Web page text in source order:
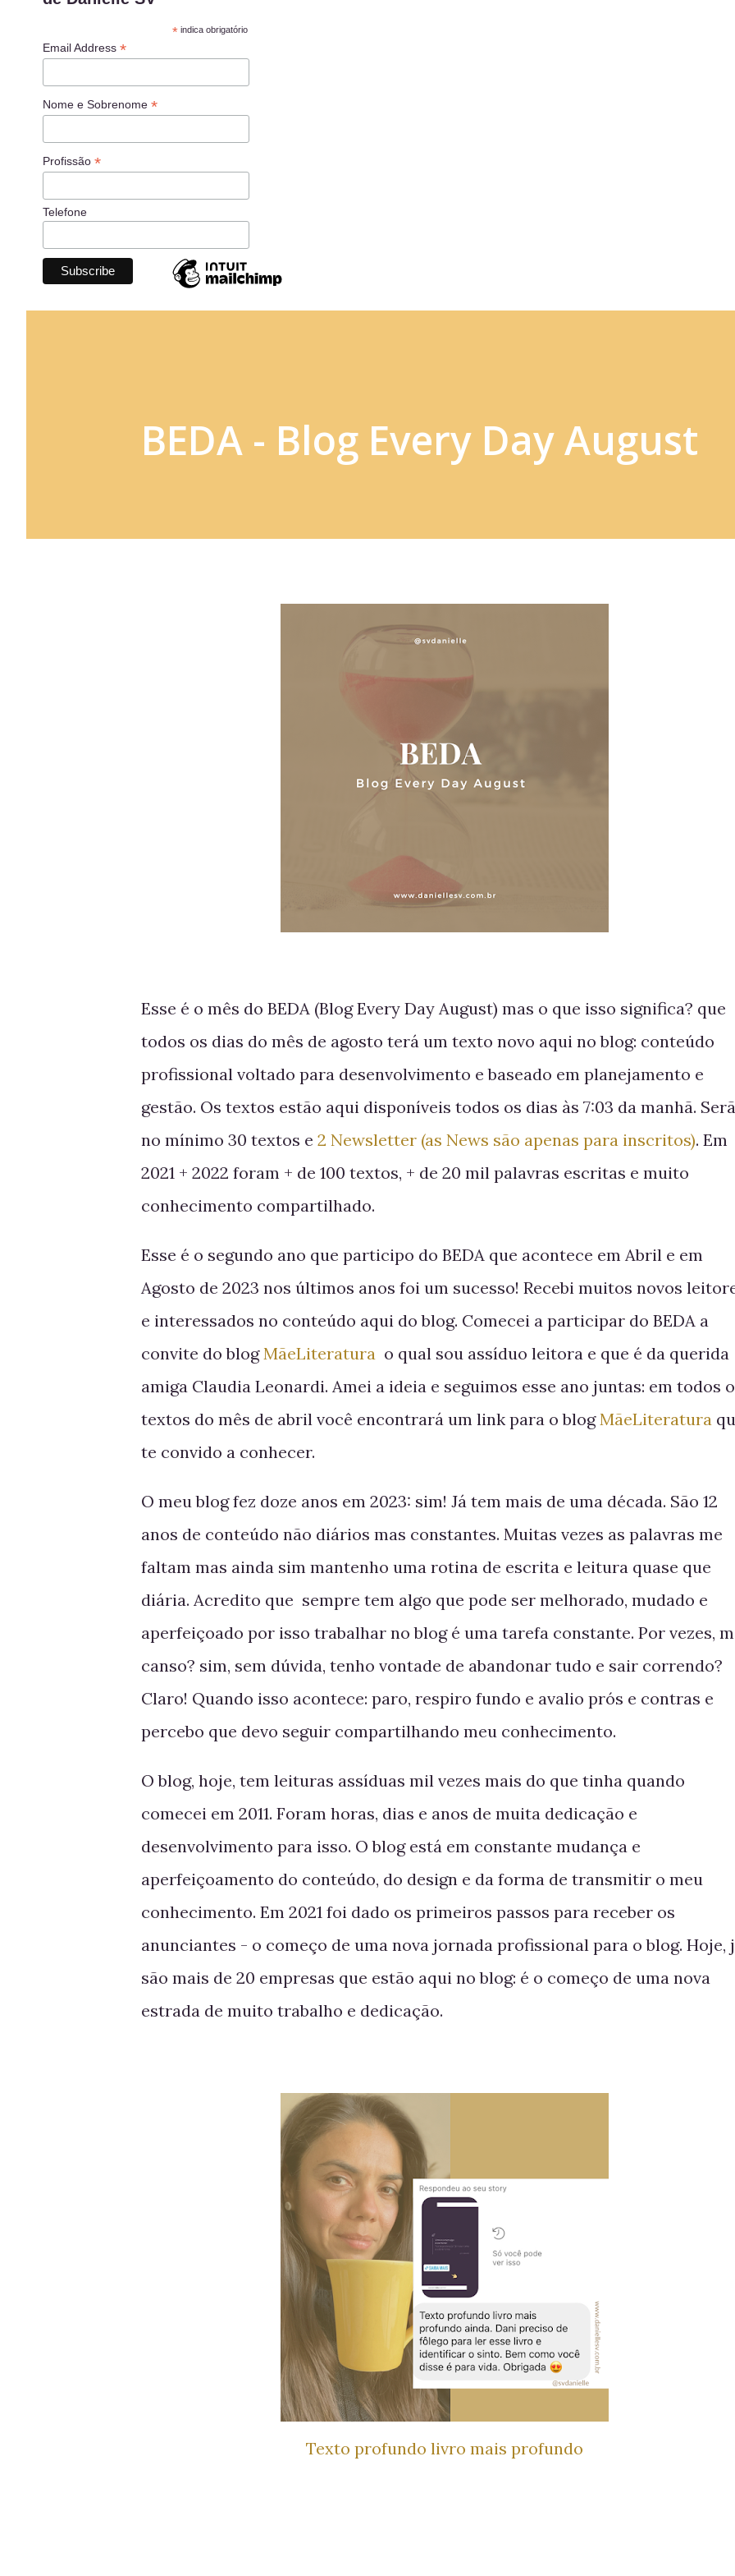
*indica obrigatório
Email Address *
Nome e Sobrenome *
Profissão *
Telefone
BEDA - Blog Every Day August
Esse é o mês do BEDA (Blog Every Day August) mas o que isso significa? que
todos os dias do mês de agosto terá um texto novo aqui no blog: conteúdo
profissional voltado para desenvolvimento e baseado em planejamento e
gestão. Os textos estão aqui disponíveis todos os dias às 7:03 da manhã.
no mínimo 30 textos e 2 Newsletter (as News são apenas para inscritos). Em
2021 + 2022 foram + de 100 textos, + de 20 mil palavras escritas e muito
conhecimento compartilhado.
Esse é o segundo ano que participo do BEDA que acontece em Abril e em
Agosto de 2023 nos últimos anos foi um sucesso! Recebi muitos novos
e interessados no conteúdo aqui do blog. Comecei a participar do BEDA a
convite do blogMãeLiteratura o qual sou assíduo leitora e que é da querida
amiga Claudia Leonardi. Amei a ideia e seguimos esse ano juntas: em todos
textos do mês de abril você encontrará um link para o blogMãeLiteratura
te convido a conhecer.
O meu blog fez doze anos em 2023: sim! Já tem mais de uma década. São 12
anos de conteúdo não diários mas constantes. Muitas vezes as palavras me
faltam mas ainda sim mantenho uma rotina de escrita e leitura quase que
diária. Acredito que sempre tem algo que pode ser melhorado, mudado e
aperfeiçoado por isso trabalhar no blog é uma tarefa constante. Por vezes,
canso? sim, sem dúvida, tenho vontade de abandonar tudo e sair correndo?
Claro! Quando isso acontece: paro, respiro fundo e avalio prós e contras e
percebo que devo seguir compartilhando meu conhecimento.
O blog, hoje, tem leituras assíduas mil vezes mais do que tinha quando
comecei em 2011. Foram horas, dias e anos de muita dedicação e
desenvolvimento para isso. O blog está em constante mudança e
aperfeiçoamento do conteúdo, do design e da forma de transmitir o meu
conhecimento. Em 2021 foi dado os primeiros passos para receber os
anunciantes - o começo de uma nova jornada profissional para o blog. Hoje,
são mais de 20 empresas que estão aqui no blog: é o começo de uma nova
estrada de muito trabalho e dedicação.
Texto profundo livro mais profundo